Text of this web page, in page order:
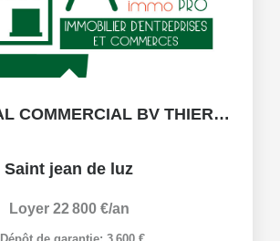
LOUE LOCAL COMMERCIAL BV THIERS SAINT JEAN DE LUZ
Saint jean de luz
Loyer 22 800 €/an